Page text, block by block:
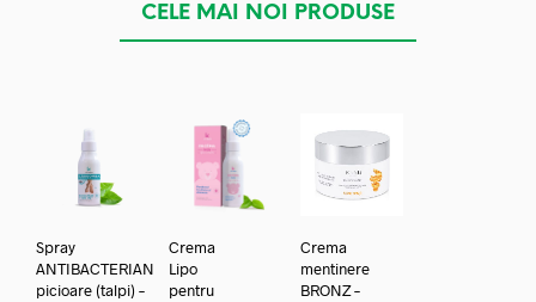
CELE MAI NOI PRODUSE
Spray
ANTIBACTERIAN
picioare (talpi) –
Crema
Lipo
pentru
Crema
mentinere
BRONZ –